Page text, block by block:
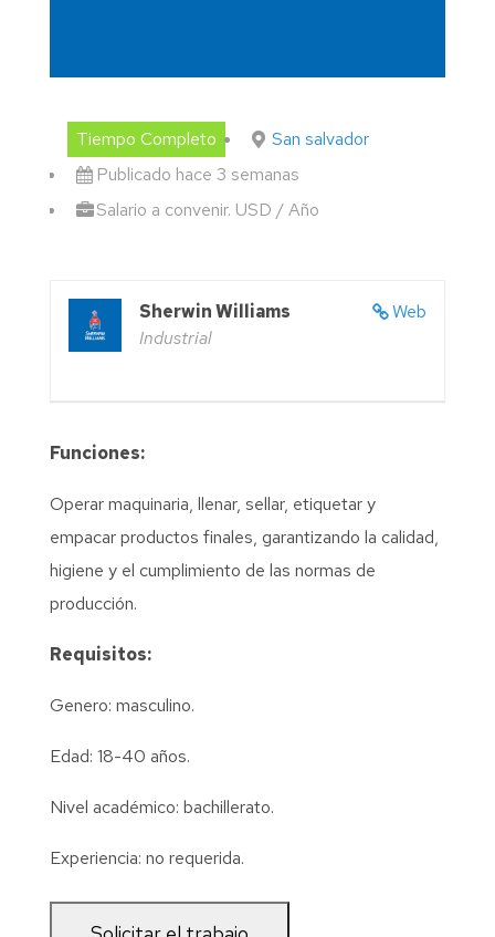
Tiempo Completo
San salvador
Publicado hace 3 semanas
Salario a convenir. USD / Año
Web
Sherwin Williams
Industrial
Funciones:
Operar maquinaria, llenar, sellar, etiquetar y
empacar productos finales, garantizando la calidad,
higiene y el cumplimiento de las normas de
producción.
Requisitos:
Genero: masculino.
Edad: 18-40 años.
Nivel académico: bachillerato.
Experiencia: no requerida.